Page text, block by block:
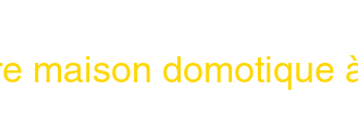
maison domotique